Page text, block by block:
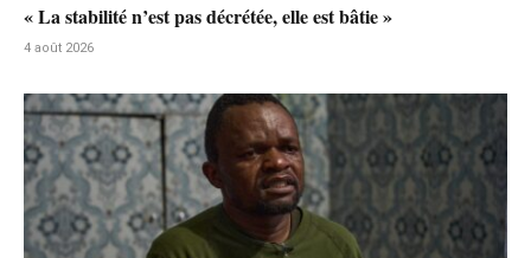
« La stabilité n’est pas décrétée, elle est bâtie »
4 août 2026